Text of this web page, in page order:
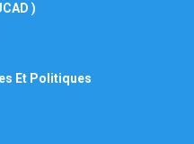
)
Et Politiques